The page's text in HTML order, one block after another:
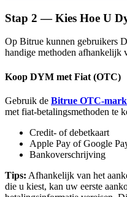
Bitrue-partners
Stap 2 — Kies Hoe U
Op Bitrue kunnen gebruikers
handige methoden afhankelijk
Koop DYM met Fiat (OTC)
Gebruik de Bitrue OTC-
met fiat-betalingsmethoden te
Credit- of debetkaart
Apple Pay of Google
Bankoverschrijving
Tips: Afhankelijk van het
die u kiest, kan uw eerste